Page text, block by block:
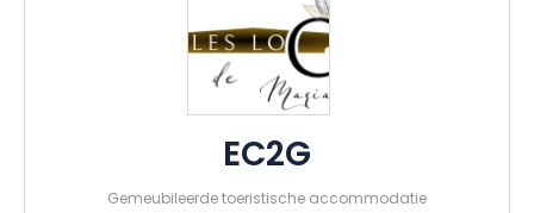
EC2G
Gemeubileerde toeristische accommodatie